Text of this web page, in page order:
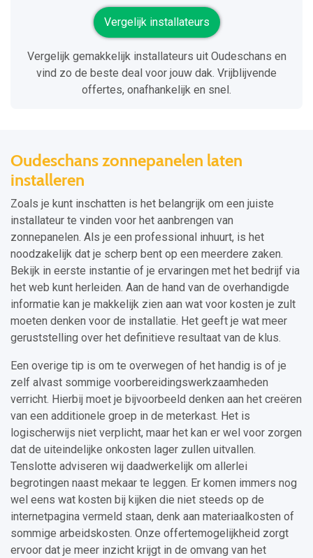
Vergelijk installateurs
Vergelijk gemakkelijk installateurs uit Oudeschans en
vind zo de beste deal voor jouw dak. Vrijblijvende
offertes, onafhankelijk en snel.
Oudeschans zonnepanelen laten
installeren
Zoals je kunt inschatten is het belangrijk om een juiste
installateur te vinden voor het aanbrengen van
zonnepanelen. Als je een professional inhuurt, is het
noodzakelijk dat je scherp bent op een meerdere zaken.
Bekijk in eerste instantie of je ervaringen met het bedrijf via
het web kunt herleiden. Aan de hand van de overhandigde
informatie kan je makkelijk zien aan wat voor kosten je zult
moeten denken voor de installatie. Het geeft je wat meer
geruststelling over het definitieve resultaat van de klus.
Een overige tip is om te overwegen of het handig is of je
zelf alvast sommige voorbereidingswerkzaamheden
verricht. Hierbij moet je bijvoorbeeld denken aan het creëren
van een additionele groep in de meterkast. Het is
logischerwijs niet verplicht, maar het kan er wel voor zorgen
dat de uiteindelijke onkosten lager zullen uitvallen.
Tenslotte adviseren wij daadwerkelijk om allerlei
begrotingen naast mekaar te leggen. Er komen immers nog
wel eens wat kosten bij kijken die niet steeds op de
internetpagina vermeld staan, denk aan materiaalkosten of
sommige arbeidskosten. Onze offertemogelijkheid zorgt
ervoor dat je meer inzicht krijgt in de omvang van het